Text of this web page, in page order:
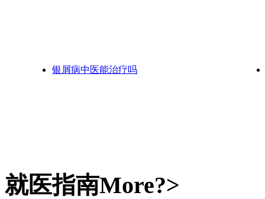
银屑病中医能治疗吗
就医指南More?>